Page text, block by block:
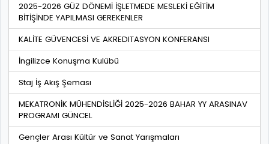
2025-2026 GÜZ DÖNEMİ İŞLETMEDE MESLEKİ EĞİTİM
BİTİŞİNDE YAPILMASI GEREKENLER
KALİTE GÜVENCESİ VE AKREDITASYON KONFERANSI
İngilizce Konuşma Kulübü
Staj İş Akış Şeması
MEKATRONİK MÜHENDİSLİĞİ 2025-2026 BAHAR YY ARASINAV
PROGRAMI GÜNCEL
Gençler Arası Kültür ve Sanat Yarışmaları